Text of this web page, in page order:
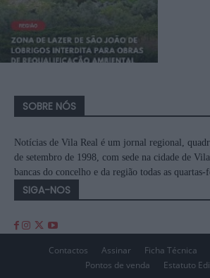
SOBRE NÓS
Notícias de Vila Real é um jornal regional,
de setembro de 1998, com sede na cidade de
bancas do concelho e da região todas as quartas-
SIGA-NOS
Contactos Assinar Ficha Técnica
Pontos de venda
Estatuto